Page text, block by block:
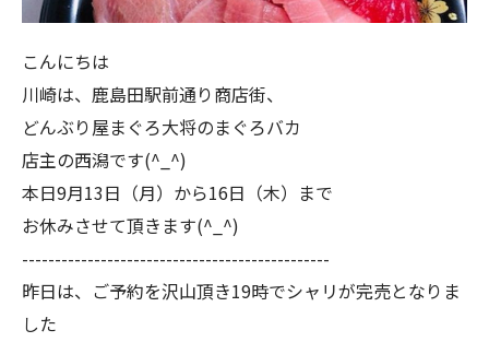
こんにちは
川崎は、鹿島田駅前通り商店街、
どんぶり屋まぐろ大将のまぐろバカ
店主の西潟です(^_^)
本日9月13日（月）から16日（木）まで
お休みさせて頂きます(^_^)
-----------------------------------------------
昨日は、ご予約を沢山頂き19時でシャリが完売となりま
した